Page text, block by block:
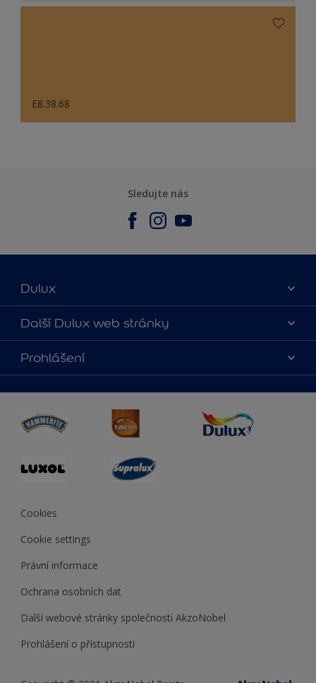
E8.38.68
Sledujte nás
Dulux
O nás
Kontaktujte nás
Najít obchod
Další Dulux web stránky
duluxmalir.cz
duluxmaliar.sk
duluxprodejnabarev.cz
duluxpredajnafarieb.sk
Prohlášení
Cookies
Cookie settings
Právní informace
Ochrana osobních dat
Další webové stránky společnosti AkzoNobel
Prohlášení o přístupnosti